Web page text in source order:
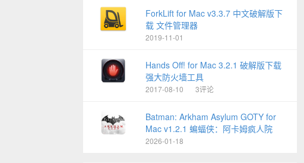
ForkLift for Mac v3.3.7 中文破解版下
载 文件管理器
2019-11-01
Hands Off! for Mac 3.2.1 破解版下载
强大防火墙工具
2017-08-10 3评论
Batman: Arkham Asylum GOTY for
Mac v1.2.1 蝙蝠侠：阿卡姆疯人院
2026-01-18